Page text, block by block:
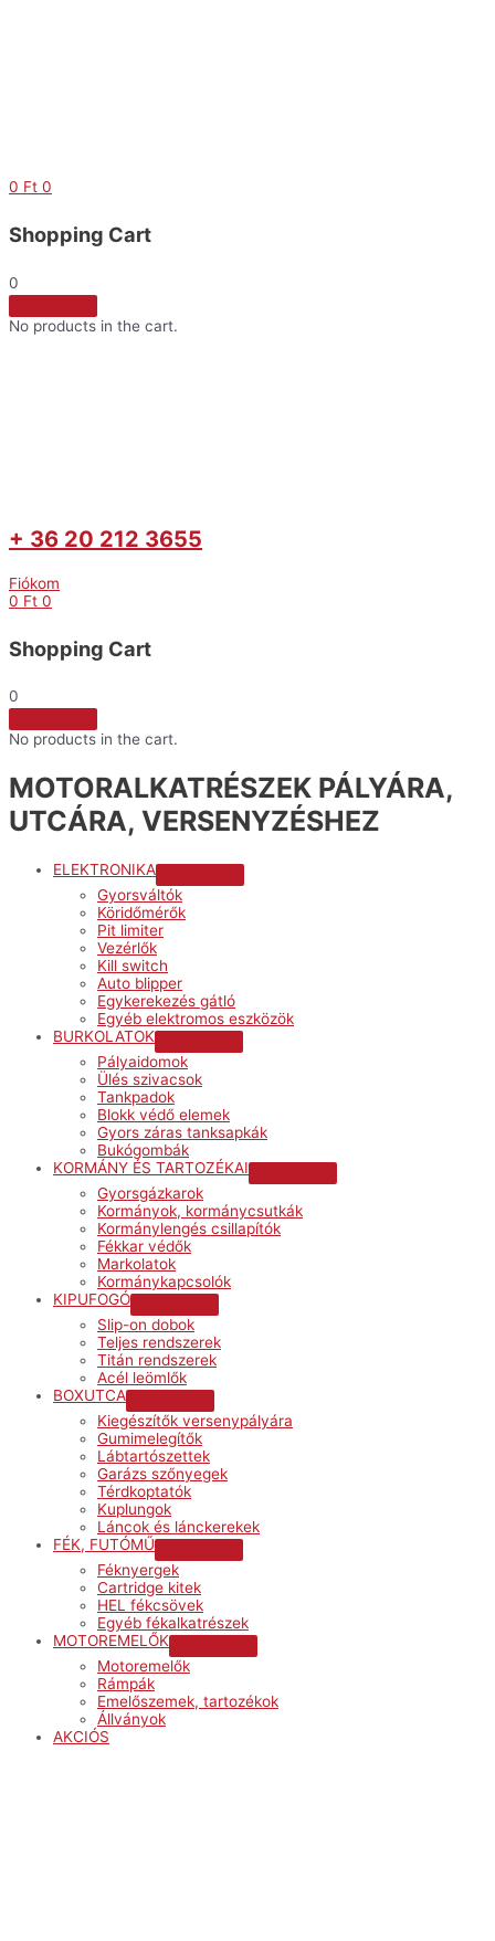
0 Ft 0
Shopping Cart
0
No products in the cart.
+ 36 20 212 3655
Fiókom
0 Ft 0
Shopping Cart
0
No products in the cart.
MOTORALKATRÉSZEK PÁLYÁRA,
UTCÁRA, VERSENYZÉSHEZ
ELEKTRONIKA
Gyorsváltók
Köridőmérők
Pit limiter
Vezérlők
Kill switch
Auto blipper
Egykerekezés gátló
Egyéb elektromos eszközök
BURKOLATOK
Pályaidomok
Ülés szivacsok
Tankpadok
Blokk védő elemek
Gyors záras tanksapkák
Bukógombák
KORMÁNY ÉS TARTOZÉKAI
Gyorsgázkarok
Kormányok, kormánycsutkák
Kormánylengés csillapítók
Fékkar védők
Markolatok
Kormánykapcsolók
KIPUFOGÓ
Toggle
Slip-on dobok
Teljes rendszerek
Titán rendszerek
Acél leömlők
BOXUTCA
Toggle
Kiegészítők versenypályára
Gumimelegítők
Lábtartószettek
Garázs szőnyegek
Térdkoptatók
Kuplungok
Láncok és lánckerekek
FÉK, FUTÓMŰ
Féknyergek
Cartridge kitek
HEL fékcsövek
Egyéb fékalkatrészek
MOTOREMELŐK
Motoremelők
Rámpák
Emelőszemek, tartozékok
Állványok
AKCIÓS